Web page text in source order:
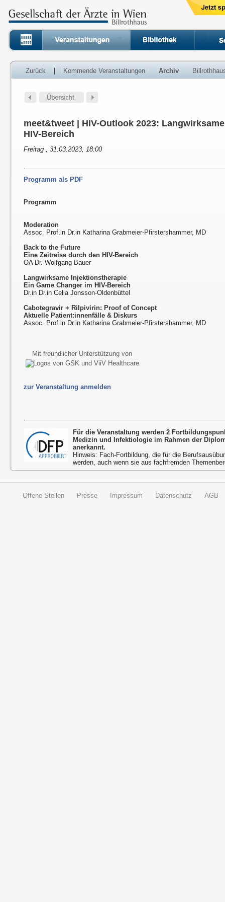
Zurück Kommende Veranstaltungen Archiv
meet&tweet | HIV-Outlook 2023:
HIV-Bereich
Freitag , 31.03.2023, 18:00
Programm als PDF
Programm
Moderation
Assoc. Prof.in Dr.in Katharina Grabmeier-Pfirstershammer, MD
Back to the Future
Eine Zeitreise durch den HIV-Bereich
OA Dr. Wolfgang Bauer
Langwirksame Injektionstherapie
Ein Game Changer im HIV-Bereich
Dr.in Dr.in Celia Jonsson-Oldenbüttel
Cabotegravir + Rilpivirin: Proof of Concept
Aktuelle Patient:innenfälle & Diskurs
Assoc. Prof.in Dr.in Katharina Grabmeier-Pfirstershammer, MD
Mit freundlicher Unterstützung von
zur Veranstaltung anmelden
Für die Veranstaltung werden 2
Medizin und Infektiologie im Rahmen der
anerkannt.
Hinweis: Fach-Fortbildung, die für die
werden, auch wenn sie aus fachfremden
Offene Stellen Presse Impressum Datenschutz AGB